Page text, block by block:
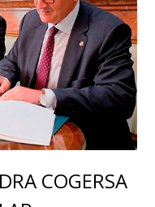
COGERSA